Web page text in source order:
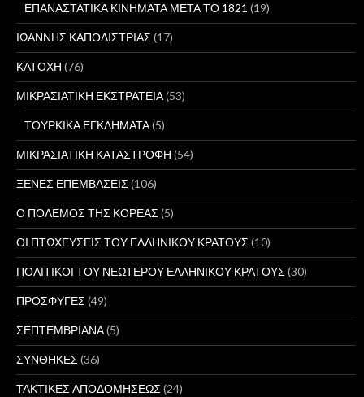
ΕΠΑΝΑΣΤΑΤΙΚΑ ΚΙΝΗΜΑΤΑ ΜΕΤΑ ΤΟ 1821 (19)
ΙΩΑΝΝΗΣ ΚΑΠΟΔΙΣΤΡΙΑΣ (17)
ΚΑΤΟΧΗ (76)
ΜΙΚΡΑΣΙΑΤΙΚΗ ΕΚΣΤΡΑΤΕΙΑ(53)
ΤΟΥΡΚΙΚΑ ΕΓΚΛΗΜΑΤΑ(5)
ΜΙΚΡΑΣΙΑΤΙΚΗ ΚΑΤΑΣΤΡΟΦΗ (54)
ΞΕΝΕΣ ΕΠΕΜΒΑΣΕΙΣ (106)
Ο ΠΟΛΕΜΟΣ ΤΗΣ ΚΟΡΕΑΣ (5)
ΟΙ ΠΤΩΧΕΥΣΕΙΣ ΤΟΥ ΕΛΛΗΝΙΚΟΥ ΚΡΑΤΟΥΣ (10)
ΠΟΛΙΤΙΚΟΙ ΤΟΥ ΝΕΩΤΕΡΟΥ ΕΛΛΗΝΙΚΟΥ ΚΡΑΤΟΥΣ (30)
ΠΡΟΣΦΥΓΕΣ (49)
ΣΕΠΤΕΜΒΡΙΑΝΑ(5)
ΣΥΝΘΗΚΕΣ (36)
ΤΑΚΤΙΚΕΣ ΑΠΟΔΟΜΗΣΕΩΣ (24)